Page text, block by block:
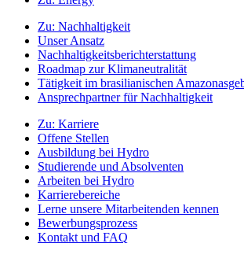
Zu: Nachhaltigkeit
Unser Ansatz
Nachhaltigkeitsberichterstattung
Roadmap zur Klimaneutralität
Tätigkeit im brasilianischen
Ansprechpartner für Nachhaltigkeit
Zu: Karriere
Offene Stellen
Ausbildung bei Hydro
Studierende und Absolventen
Arbeiten bei Hydro
Karrierebereiche
Lerne unsere Mitarbeitenden kennen
Bewerbungsprozess
Kontakt und FAQ